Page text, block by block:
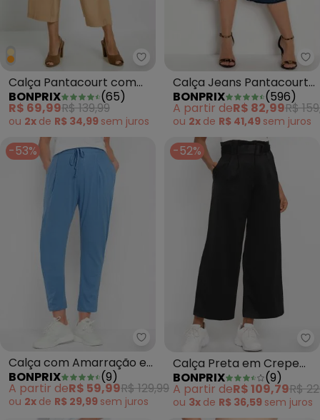
bonprix - Calça Pantacourt
Calça Pantacourt com
Botões Laterais Bege
BONPRIX (65)
R$ 69,99R$ 139,99
ou 2x de R$ 34,99 sem juros
Calça Jeans Pantacourt
Azul
BONPRIX (596)
A partir deR$ 82,99R$
ou 2x de R$ 41,49 sem juros
-53%
bonprix - Calça com
Calça com Amarração e
Bolsos Azul Claro
BONPRIX (9)
A partir deR$ 59,99R$ 129,99
ou 2x de R$ 29,99 sem juros
-52%
Calça Preta em Crepe
Plano
BONPRIX (9)
A partir deR$ 109,79R$
ou 3x de R$ 36,59 sem juros